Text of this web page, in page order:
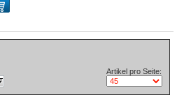
Artikel pro Seite: